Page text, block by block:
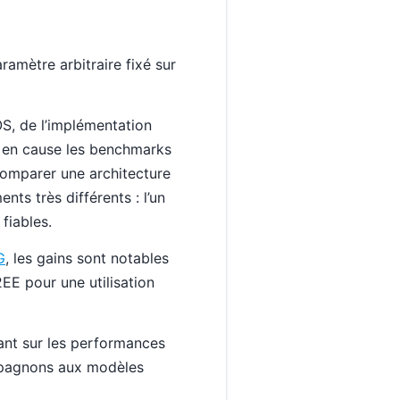
arbitraire fixé sur
de l’implémentation
cause les benchmarks
une architecture
très différents : l’un
, les gains sont notables
pour une utilisation
sur les performances
aux modèles